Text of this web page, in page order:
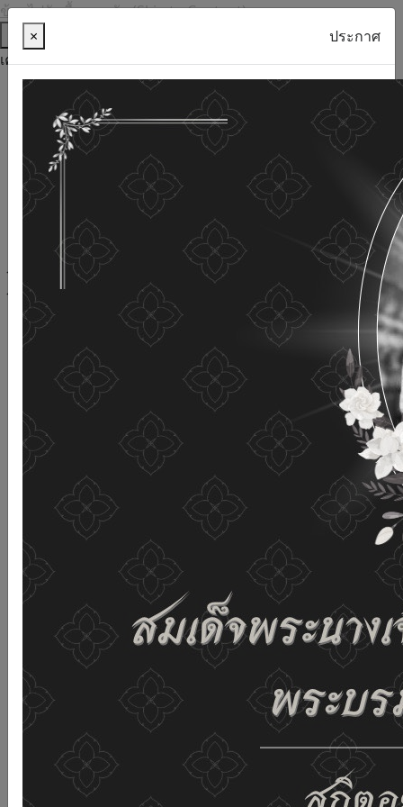
ข้ามไปยังเนื้อหาหลัก (Skip to Content)
ช่วยเหลือ
เครื่องมือการเข้าถึง
ภาษาไทย
ภาษาอังกฤษ
เพิ่มขนาดตัวอักษร
ลดขนาดตัวอักษร
ขนาดตัวอักษรปกติ
ความคมชัดสูง
ความคมชัดเชิงลบ
ความคมชัดปกติ
เปิดอ่านด้วยเสียง
ปิดอ่านด้วยเสียง
ผังเว็บไซต์
เว็บไซต์นี้ใช้คุกกี้ (Cookies)
กรมกิจการผู้สูงอายุ
ให้ความสำคัญต่อข้อมูลส่วนบุคคลของ
ท่าน เพื่อการพัฒนาและปรับปรุงเว็บไซต์ หากท่านใช้บริการ
เว็บไซต์นี้โดยไม่มีการปรับตั้งค่าใดๆ แสดงว่าท่านยินยอมที่จะ
รับคุกกี้บนเว็บไซต์ และนโยบายสิทธิส่วนบุคคลของเรา
ดูรายละเอียด ยอมรับทั้งหมด
02-659-6811 saraban@dop.mail.go.th
เปลี่ยนการแสดงผล
ก-ก
× ประกาศ